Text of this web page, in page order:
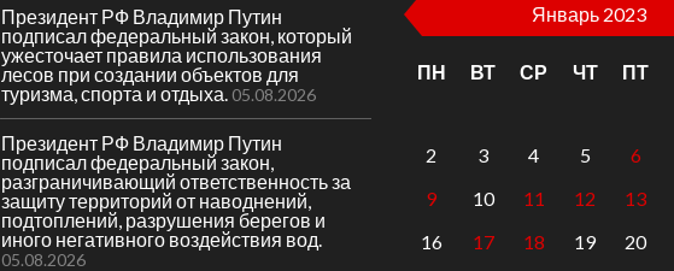
Президент РФ Владимир Путин
подписал федеральный закон, который
ужесточает правила использования
лесов при создании объектов для
туризма, спорта и отдыха. 05.08.2026
Президент РФ Владимир Путин
подписал федеральный закон,
разграничивающий ответственность за
защиту территорий от наводнений,
подтоплений, разрушения берегов и
иного негативного воздействия вод.
05.08.2026
Январь 2023
ПН ВТ СР ЧТ ПТ
2
3 4 5 6
9
10 11 12 13
16
17 18 19 20